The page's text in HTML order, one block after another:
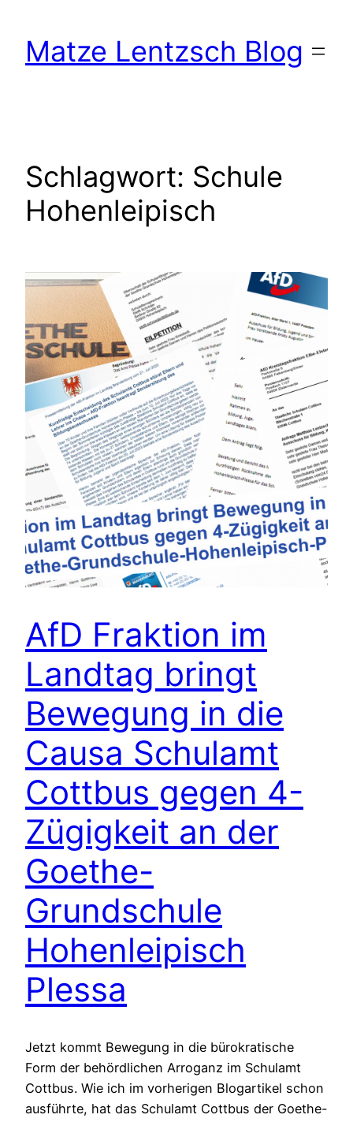
Inhalt
springen
Matze Lentzsch Blog
Schlagwort: Schule
Hohenleipisch
AfD Fraktion im
Landtag bringt
Bewegung in die
Causa Schulamt
Cottbus gegen 4-
Zügigkeit an der
Goethe-
Grundschule
Hohenleipisch
Plessa
Jetzt kommt Bewegung in die bürokratische
Form der behördlichen Arroganz im Schulamt
Cottbus. Wie ich im vorherigen Blogartikel schon
ausführte, hat das Schulamt Cottbus der Goethe-